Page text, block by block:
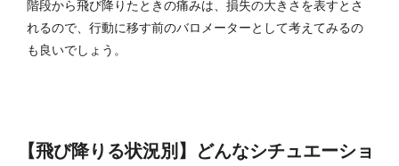
階段から飛び降りたときの痛みは、損失の大きさを表すとさ
れるので、行動に移す前のバロメーターとして考えてみるの
も良いでしょう。
【飛び降りる状況別】どんなシチュエーショ